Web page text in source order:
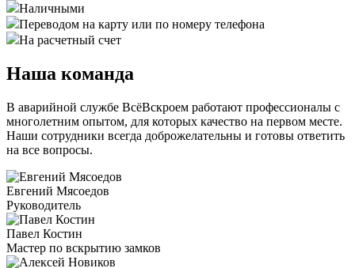
Наличными
Переводом на карту или по номеру телефона
На расчетный счет
Наша команда
В аварийной службе ВсёВскроем работают профессионалы с
многолетним опытом, для которых качество на первом месте.
Наши сотрудники всегда доброжелательны и готовы ответить
на все вопросы.
Евгений Мясоедов
Руководитель
Павел Костин
Мастер по вскрытию замков